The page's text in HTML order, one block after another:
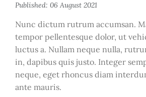
Published: 06 August 2021
Nunc dictum rutrum accumsan.
tempor pellentesque dolor, ut
luctus a. Nullam neque nulla,
in, dapibus quis justo. Integer
neque, eget rhoncus diam
ante mauris.